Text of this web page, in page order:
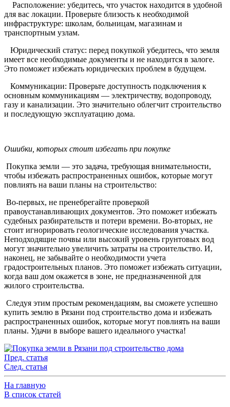
Расположение: убедитесь, что участок находится в удобной
для вас локации. Проверьте близость к необходимой
инфраструктуре: школам, больницам, магазинам и
транспортным узлам.
Юридический статус: перед покупкой убедитесь, что земля
имеет все необходимые документы и не находится в залоге.
Это поможет избежать юридических проблем в будущем.
Коммуникации: Проверьте доступность подключения к
основным коммуникациям — электричеству, водопроводу,
газу и канализации. Это значительно облегчит строительство
и последующую эксплуатацию дома.
Ошибки, которых стоит избегать при покупке
Покупка земли — это задача, требующая внимательности,
чтобы избежать распространенных ошибок, которые могут
повлиять на ваши планы на строительство:
Во-первых, не пренебрегайте проверкой
правоустанавливающих документов. Это поможет избежать
судебных разбирательств и потери времени. Во-вторых, не
стоит игнорировать геологические исследования участка.
Неподходящие почвы или высокий уровень грунтовых вод
могут значительно увеличить затраты на строительство. И,
наконец, не забывайте о необходимости учета
градостроительных планов. Это поможет избежать ситуации,
когда ваш дом окажется в зоне, не предназначенной для
жилого строительства.
Следуя этим простым рекомендациям, вы сможете успешно
купить землю в Рязани под строительство дома и избежать
распространенных ошибок, которые могут повлиять на ваши
планы. Удачи в выборе вашего идеального участка!
Пред. статья
След. статья
На главную
В список статей